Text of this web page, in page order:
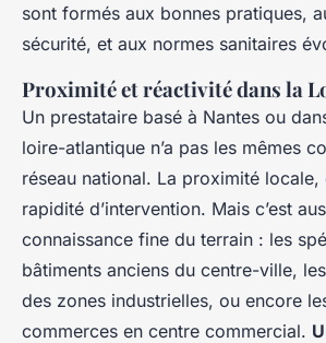
sont formés aux bonnes pratiques,
sécurité, et aux normes sanitaires
Proximité et réactivité dans la
Un prestataire basé à Nantes ou
loire-atlantique n’a pas les mêmes
réseau national. La proximité locale,
rapidité d’intervention. Mais c’est
connaissance fine du terrain : les
bâtiments anciens du centre-ville,
des zones industrielles, ou encore
commerces en centre commercial.